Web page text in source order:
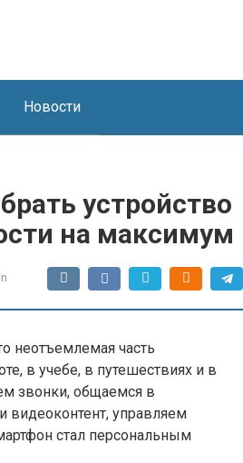
Новости
устройство
на максимум
неотъемлемая часть
в учебе, в путешествиях и в
звонки, общаемся в
видеоконтент, управляем
стал персональным